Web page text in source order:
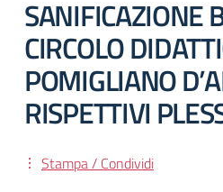
SANIFICAZIONE
CIRCOLO
POMIGLIANO
RISPETTIVI
Stampa / Condividi